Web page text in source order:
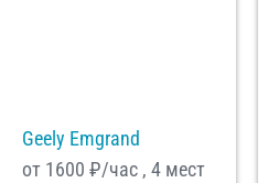
Geely Emgrand
от 1600 ₽/час , 4 мест